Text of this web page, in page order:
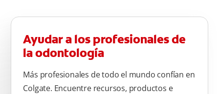
Ayudar a los profesionales de
la odontología
Más profesionales de todo el mundo confían en
Colgate. Encuentre recursos, productos e